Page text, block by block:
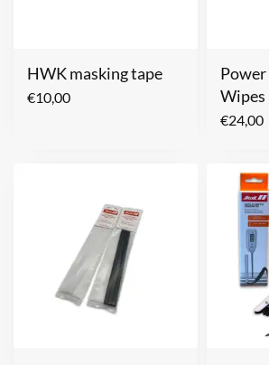
HWK masking tape
€10,00
Wipes
€24,00